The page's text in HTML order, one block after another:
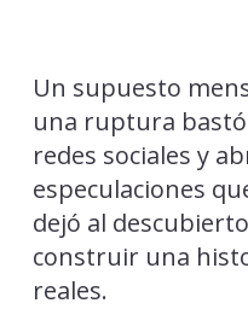
Un supuesto
una ruptura
redes sociales y
especulaciones
dejó al
construir una
reales.